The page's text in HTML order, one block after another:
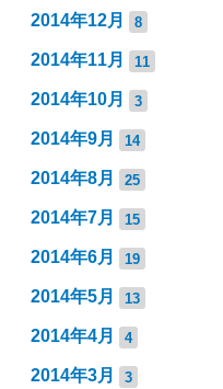
2014年12月 8
2014年11月 11
2014年10月 3
2014年9月 14
2014年8月 25
2014年7月 15
2014年6月 19
2014年5月 13
2014年4月 4
2014年3月 3